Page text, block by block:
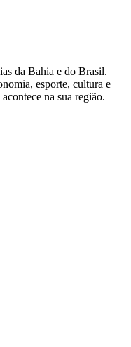
da Bahia e do Brasil.
esporte, cultura e
na sua região.